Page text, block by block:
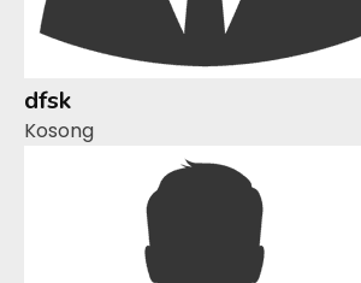
dfsk
Kosong